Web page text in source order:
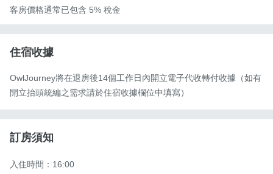
客房價格通常已包含 5% 稅金
住宿收據
OwlJourney將在退房後14個工作日內開立電子代收轉付收據（如有
開立抬頭統編之需求請於住宿收據欄位中填寫）
訂房須知
入住時間：16:00